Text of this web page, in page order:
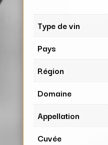
Type de vin
Pays
Région
Domaine
Appellation
Cuvée